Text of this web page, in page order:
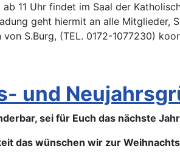
ab 11 Uhr findet im Saal der
geht hiermit an alle Mitglieder,
S.Burg, (TEL. 0172-1077230)
und
sei für Euch das nächste
das wünschen wir zur